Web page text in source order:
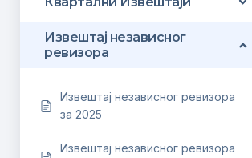
Извештај независног
ревизора
Извештај независног ревизора
за 2025
Извештај независног ревизора